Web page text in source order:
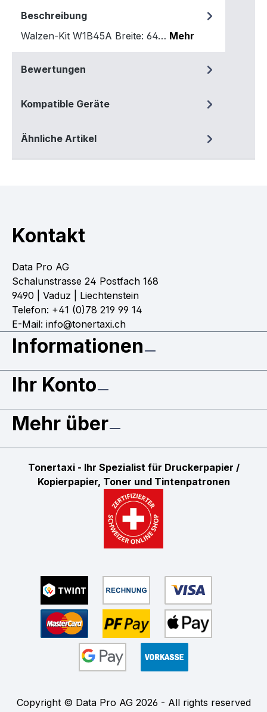
Beschreibung
Walzen-Kit W1B45A Breite: 64… Mehr
Bewertungen
Kompatible Geräte
Ähnliche Artikel
Kontakt
Data Pro AG
Schalunstrasse 24 Postfach 168
9490 | Vaduz | Liechtenstein
Telefon: +41 (0)78 219 99 14
E-Mail: info@tonertaxi.ch
Informationen
Ihr Konto
Mehr über
Tonertaxi - Ihr Spezialist für Druckerpapier /
Kopierpapier, Toner und Tintenpatronen
Copyright © Data Pro AG 2026 - All rights reserved